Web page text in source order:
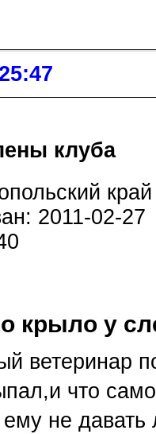
клуба
край
2011-02-27
крыло у
ветеринар
что
ему не